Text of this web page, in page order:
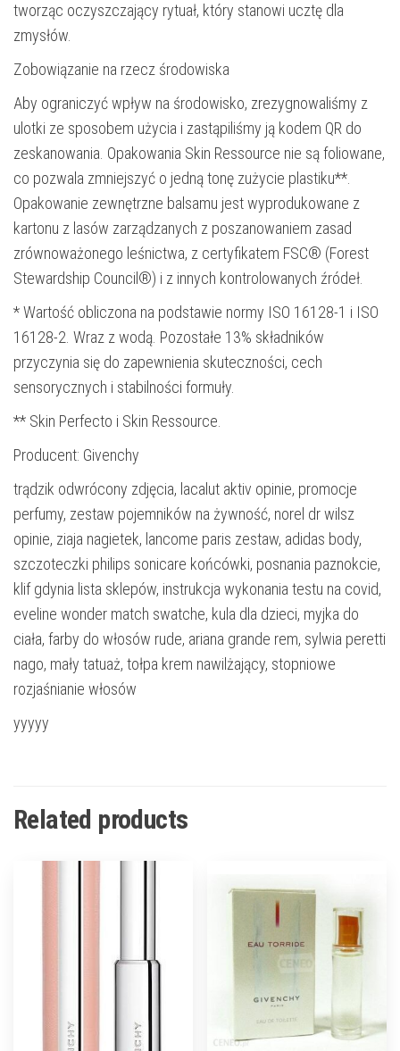
tworząc oczyszczający rytuał, który stanowi ucztę dla
zmysłów.
Zobowiązanie na rzecz środowiska
Aby ograniczyć wpływ na środowisko, zrezygnowaliśmy z
ulotki ze sposobem użycia i zastąpiliśmy ją kodem QR do
zeskanowania. Opakowania Skin Ressource nie są foliowane,
co pozwala zmniejszyć o jedną tonę zużycie plastiku**.
Opakowanie zewnętrzne balsamu jest wyprodukowane z
kartonu z lasów zarządzanych z poszanowaniem zasad
zrównoważonego leśnictwa, z certyfikatem FSC® (Forest
Stewardship Council®) i z innych kontrolowanych źródeł.
* Wartość obliczona na podstawie normy ISO 16128-1 i ISO
16128-2. Wraz z wodą. Pozostałe 13% składników
przyczynia się do zapewnienia skuteczności, cech
sensorycznych i stabilności formuły.
** Skin Perfecto i Skin Ressource.
Producent: Givenchy
trądzik odwrócony zdjęcia, lacalut aktiv opinie, promocje
perfumy, zestaw pojemników na żywność, norel dr wilsz
opinie, ziaja nagietek, lancome paris zestaw, adidas body,
szczoteczki philips sonicare końcówki, posnania paznokcie,
klif gdynia lista sklepów, instrukcja wykonania testu na covid,
eveline wonder match swatche, kula dla dzieci, myjka do
ciała, farby do włosów rude, ariana grande rem, sylwia peretti
nago, mały tatuaż, tołpa krem nawilżający, stopniowe
rozjaśnianie włosów
yyyyy
Related products